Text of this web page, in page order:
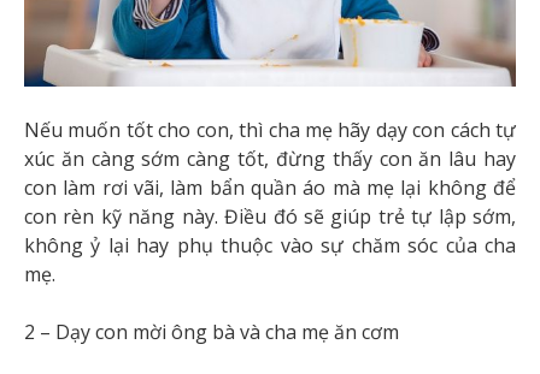
Nếu muốn tốt cho con, thì cha mẹ hãy dạy con cách tự
xúc ăn càng sớm càng tốt, đừng thấy con ăn lâu hay
con làm rơi vãi, làm bẩn quần áo mà mẹ lại không để
con rèn kỹ năng này. Điều đó sẽ giúp trẻ tự lập sớm,
không ỷ lại hay phụ thuộc vào sự chăm sóc của cha
mẹ.
2 – Dạy con mời ông bà và cha mẹ ăn cơm